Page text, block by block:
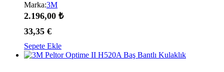
Marka:3M
2.196,00 ₺
33,35 €
Sepete Ekle